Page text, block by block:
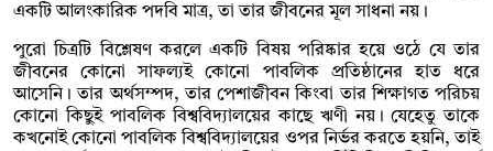
একটি আলংকারিক পদবি মাত্র, তা তার জীবনের মূল সাধনা নয়।
পুরো চিত্রটি বিশ্লেষণ করলে একটি বিষয় পরিষ্কার হয়ে ওঠে যে তার
জীবনের কোনো সাফল্যই কোনো পাবলিক প্রতিষ্ঠানের হাত ধরে
আসেনি। তার অর্থসম্পদ, তার পেশাজীবন কিংবা তার শিক্ষাগত পরিচয়
কোনো কিছুই পাবলিক বিশ্ববিদ্যালয়ের কাছে ঋণী নয়। যেহেতু তাকে
কখনোই কোনো পাবলিক বিশ্ববিদ্যালয়ের ওপর নির্ভর করতে হয়নি, তাই